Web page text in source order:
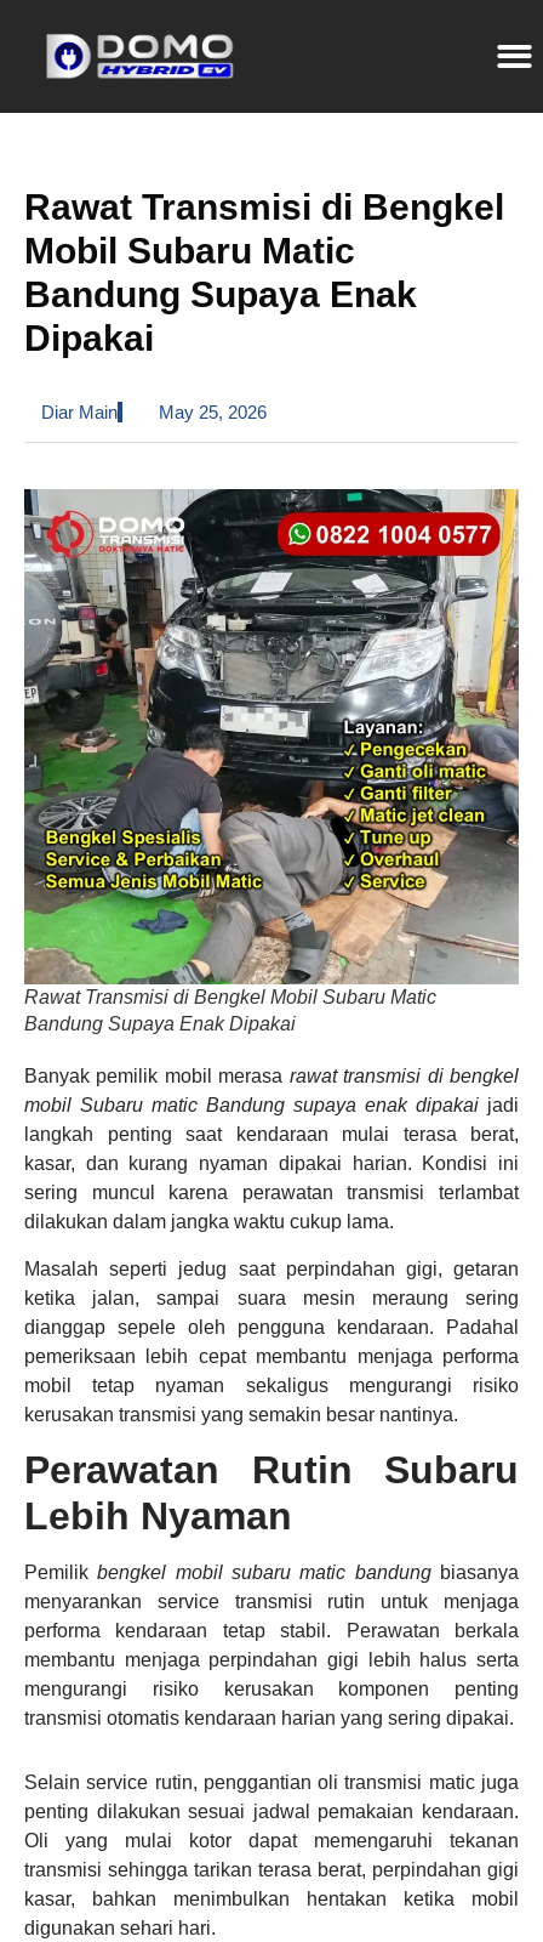
Rawat Transmisi di Bengkel
Mobil Subaru Matic
Bandung Supaya Enak
Dipakai
Diar Main May 25, 2026
Rawat Transmisi di Bengkel Mobil Subaru Matic
Bandung Supaya Enak Dipakai
Banyak pemilik mobil merasa rawat transmisi di bengkel
mobil Subaru matic Bandung supaya enak dipakai jadi
langkah penting saat kendaraan mulai terasa berat,
kasar, dan kurang nyaman dipakai harian. Kondisi ini
sering muncul karena perawatan transmisi terlambat
dilakukan dalam jangka waktu cukup lama.
Masalah seperti jedug saat perpindahan gigi, getaran
ketika jalan, sampai suara mesin meraung sering
dianggap sepele oleh pengguna kendaraan. Padahal
pemeriksaan lebih cepat membantu menjaga performa
mobil tetap nyaman sekaligus mengurangi risiko
kerusakan transmisi yang semakin besar nantinya.
Perawatan Rutin Subaru
Lebih Nyaman
Pemilikbengkel mobil subaru matic bandungbiasanya
menyarankan service transmisi rutin untuk menjaga
performa kendaraan tetap stabil. Perawatan berkala
membantu menjaga perpindahan gigi lebih halus serta
mengurangi risiko kerusakan komponen penting
transmisi otomatis kendaraan harian yang sering dipakai.
Selain service rutin, penggantian oli transmisi matic juga
penting dilakukan sesuai jadwal pemakaian kendaraan.
Oli yang mulai kotor dapat memengaruhi tekanan
transmisi sehingga tarikan terasa berat, perpindahan gigi
kasar, bahkan menimbulkan hentakan ketika mobil
digunakan sehari hari.